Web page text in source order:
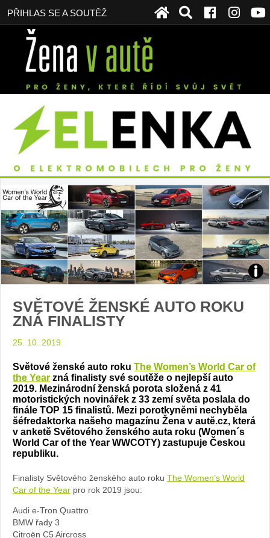
PŘIHLAS SE A SOUTĚŽ
SVĚTOVÉ ŽENSKÉ AUTO ROKU
ZNÁ FINALISTY
25. 10. 2019
Světové ženské auto roku The Women’s World Car of
the Year zná finalisty své soutěže o nejlepší auto
2019. Mezinárodní ženská porota složená z 41
motoristických novinářek z 33 zemí světa poslala do
finále TOP 15 finalistů. Mezi porotkyněmi nechyběla
šéfredaktorka našeho magazínu Žena v autě.cz, která
v anketě Světového ženského auta roku (Women´s
World Car of the Year WWCOTY) zastupuje Českou
republiku.
Finalisty Světového ženského auto roku The Women’s World
Car of the Year pro rok 2019 jsou:
Audi e-Tron Quattro
BMW řady 3
Citroën C5 Aircross